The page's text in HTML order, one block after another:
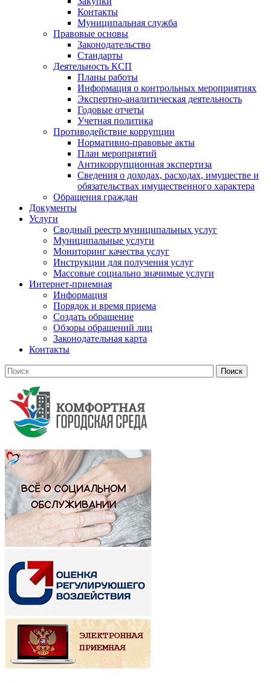
Контакты
Муниципальная служба
Правовые основы
Законодательство
Стандарты
Деятельность КСП
Планы работы
Информация о контрольных мероприятиях
Экспертно-аналитическая деятельность
Годовые отчеты
Учетная политика
Противодействие коррупции
Нормативно-правовые акты
План мероприятий
Антикоррупционная экспертиза
Сведения о доходах, расходах, имуществе и
обязательствах имущественного характера
Обращения граждан
Документы
Услуги
Сводный реестр муниципальных услуг
Муниципальные услуги
Мониторинг качества услуг
Инструкции для получения услуг
Массовые социально значимые услуги
Интернет-приемная
Информация
Порядок и время приема
Создать обращение
Обзоры обращений лиц
Законодательная карта
Контакты